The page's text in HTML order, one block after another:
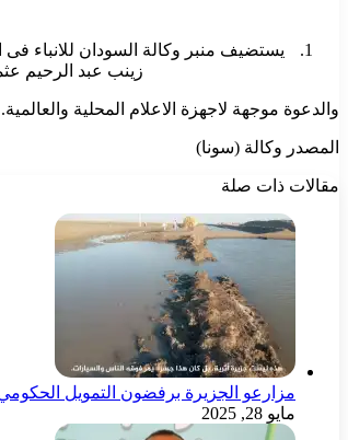
يستضيف منبر وكالة السودان للانباء
زينب عبد الرحيم
والدعوة موجهة لاجهزة الاعلام المحلية والعالمية.
المصدر وكالة (سونا)
مقالات ذات صلة
مزارعو الجزيرة برفضون التمويل
مايو 28, 2025